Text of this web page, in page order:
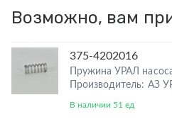
Возможно, вам
375-4202016
Пружина УРАЛ
Производитель: АЗ
В наличии 51 ед